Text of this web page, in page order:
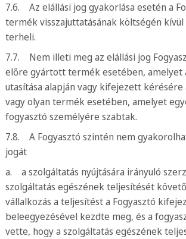
7.6. Az elállási jog gyakorlása esetén a
termék visszajuttatásának költségén
terheli.
7.7. Nem illeti meg az elállási jog
előre gyártott termék esetében, amelyet
utasítása alapján vagy kifejezett
vagy olyan termék esetében, amelyet
fogyasztó személyére szabtak.
7.8. A Fogyasztó szintén nem
jogát
a. a szolgáltatás nyújtására irányuló
szolgáltatás egészének teljesítését
vállalkozás a teljesítést a Fogyasztó
beleegyezésével kezdte meg, és a
vette, hogy a szolgáltatás egészének